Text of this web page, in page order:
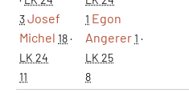
3Josef
Michel 18·
LK 24
11
1 Egon
Angerer1 ·
LK 25
8